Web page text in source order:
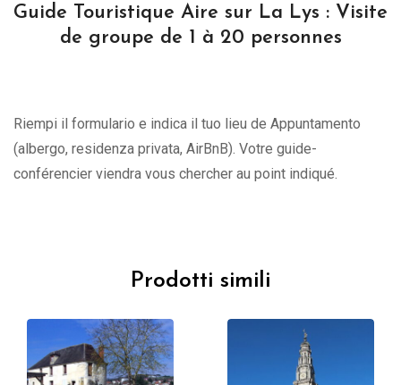
Guide Touristique Aire sur La Lys : Visite
de groupe de 1 à 20 personnes
Riempi il formulario e indica il tuo lieu de Appuntamento
(albergo, residenza privata, AirBnB). Votre guide-
conférencier viendra vous chercher au point indiqué.
Prodotti simili